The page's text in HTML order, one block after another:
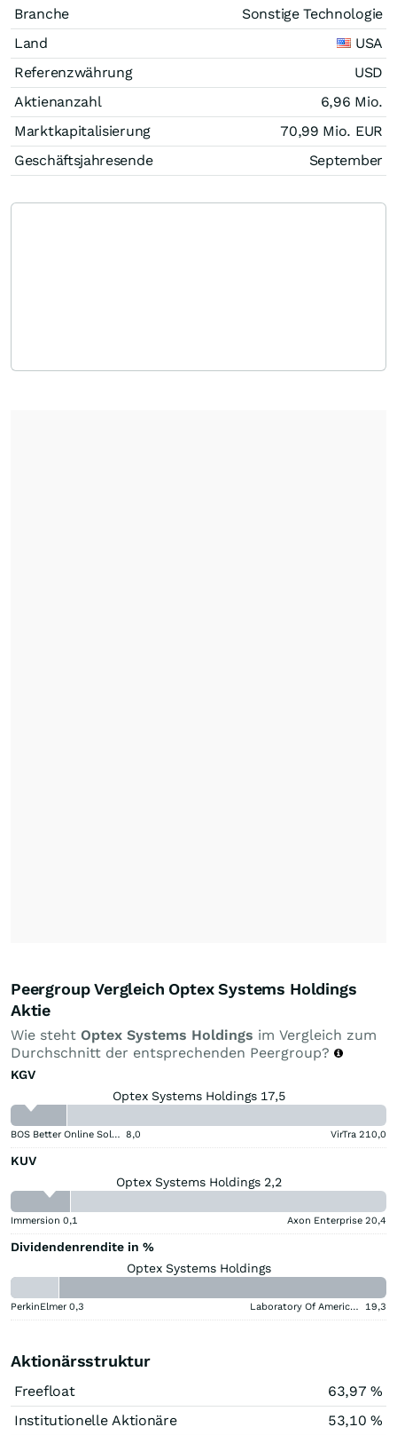
Branche
Sonstige Technologie
Land
USA
Referenzwährung
USD
Aktienanzahl
6,96 Mio.
Marktkapitalisierung
70,99 Mio. EUR
Geschäftsjahresende
September
Peergroup Vergleich Optex Systems Holdings
Aktie
Wie steht Optex Systems Holdings im Vergleich zum
Durchschnitt der entsprechenden Peergroup?
KGV
Optex Systems Holdings 17,5
BOS Better Online Solutions 8,0 VirTra 210,0
KUV
Optex Systems Holdings 2,2
Immersion 0,1 Axon Enterprise 20,4
Dividendenrendite in %
Optex Systems Holdings
PerkinElmer 0,3 Laboratory Of America Holdings 19,3
Aktionärsstruktur
Freefloat
63,97 %
Institutionelle Aktionäre
53,10 %